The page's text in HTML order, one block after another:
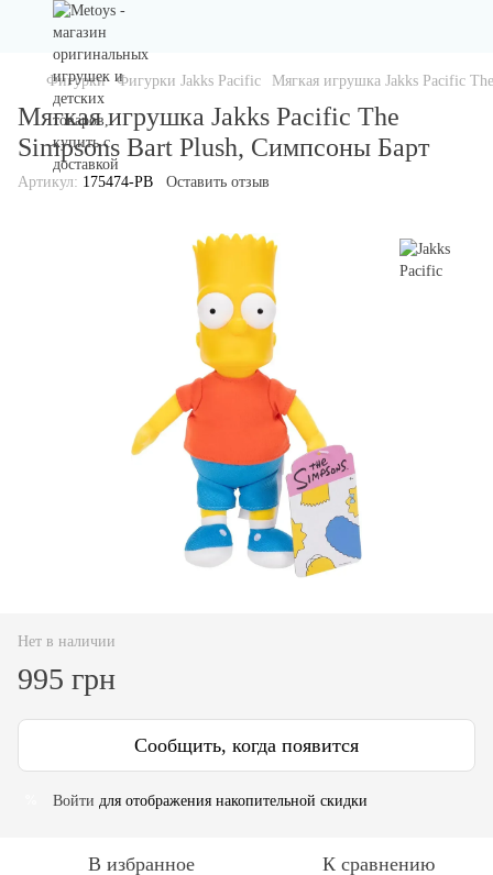
Фигурки Фигурки Jakks Pacific Мягкая игрушка Jakks Pacific
Мягкая игрушка Jakks Pacific The
Simpsons Bart Plush, Симпсоны Барт
Артикул: 175474-PB Оставить отзыв
Нет в наличии
995 грн
Сообщить, когда появится
Войти для отображения накопительной скидки
В избранное К сравнению